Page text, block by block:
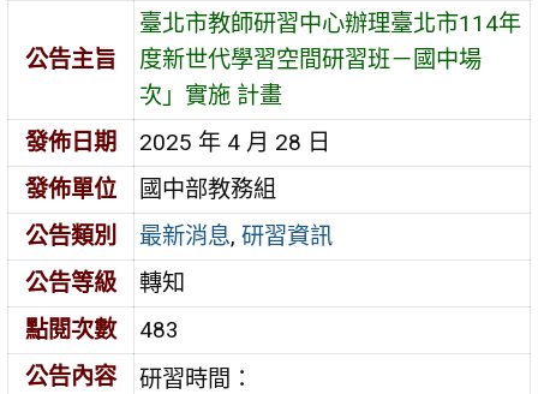
公告主旨
臺北市教師研習中心辦理臺北市114年
度新世代學習空間研習班－國中場
次」實施 計畫
發佈日期
2025 年 4 月 28 日
發佈單位
國中部教務組
公告類別
最新消息,研習資訊
公告等級
轉知
點閱次數
483
公告內容
研習時間：